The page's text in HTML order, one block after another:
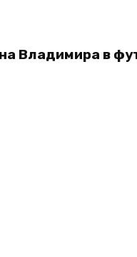
Владимира в